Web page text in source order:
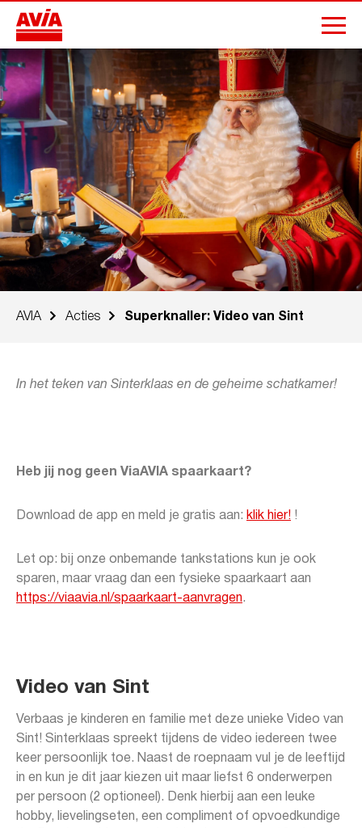
AVIA Acties Superknaller: Video van Sint
In het teken van Sinterklaas en de geheime schatkamer!
Heb jij nog geen ViaAVIA spaarkaart?
Download de app en meld je gratis aan: klik hier! !
Let op: bij onze onbemande tankstations kun je ook
sparen, maar vraag dan een fysieke spaarkaart aan
https://viaavia.nl/spaarkaart-aanvragen.
Video van Sint
Verbaas je kinderen en familie met deze unieke Video van
Sint! Sinterklaas spreekt tijdens de video iedereen twee
keer persoonlijk toe. Naast de roepnaam vul je de leeftijd
in en kun je dit jaar kiezen uit maar liefst 6 onderwerpen
per persoon (2 optioneel). Denk hierbij aan een leuke
hobby, lievelingseten, een compliment of opvoedkundige